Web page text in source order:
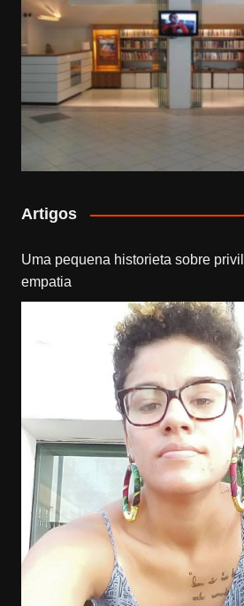
Artigos
Uma pequena historieta sobre
empatia